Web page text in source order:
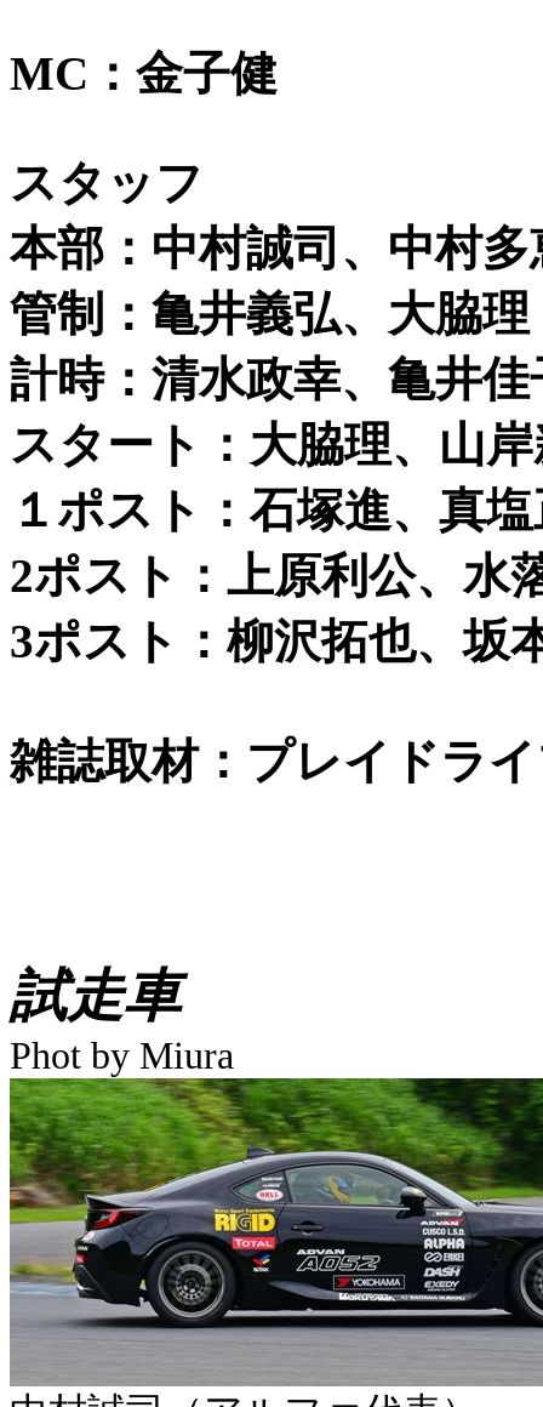
MC：金子健
スタッフ
本部：中村誠司、中村多
管制：亀井義弘、大脇理
計時：清水政幸、亀井
スタート：大脇理、山
１ポスト：石塚進、真
2ポスト：上原利公、水
3ポスト：柳沢拓也、坂
雑誌取材：プレイドラ
試走車
Phot by Miura